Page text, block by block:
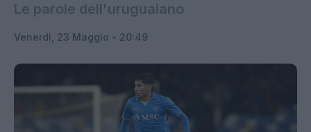
Le parole dell'uruguaiano
Venerdì, 23 Maggio - 20:49